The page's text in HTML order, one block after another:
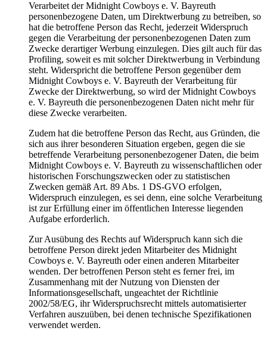
Verarbeitet der Midnight Cowboys e. V. Bayreuth
personenbezogene Daten, um Direktwerbung zu betreiben, so
hat die betroffene Person das Recht, jederzeit Widerspruch
gegen die Verarbeitung der personenbezogenen Daten zum
Zwecke derartiger Werbung einzulegen. Dies gilt auch für das
Profiling, soweit es mit solcher Direktwerbung in Verbindung
steht. Widerspricht die betroffene Person gegenüber dem
Midnight Cowboys e. V. Bayreuth der Verarbeitung für
Zwecke der Direktwerbung, so wird der Midnight Cowboys
e. V. Bayreuth die personenbezogenen Daten nicht mehr für
diese Zwecke verarbeiten.
Zudem hat die betroffene Person das Recht, aus Gründen, die
sich aus ihrer besonderen Situation ergeben, gegen die sie
betreffende Verarbeitung personenbezogener Daten, die beim
Midnight Cowboys e. V. Bayreuth zu wissenschaftlichen oder
historischen Forschungszwecken oder zu statistischen
Zwecken gemäß Art. 89 Abs. 1 DS-GVO erfolgen,
Widerspruch einzulegen, es sei denn, eine solche Verarbeitung
ist zur Erfüllung einer im öffentlichen Interesse liegenden
Aufgabe erforderlich.
Zur Ausübung des Rechts auf Widerspruch kann sich die
betroffene Person direkt jeden Mitarbeiter des Midnight
Cowboys e. V. Bayreuth oder einen anderen Mitarbeiter
wenden. Der betroffenen Person steht es ferner frei, im
Zusammenhang mit der Nutzung von Diensten der
Informationsgesellschaft, ungeachtet der Richtlinie
2002/58/EG, ihr Widerspruchsrecht mittels automatisierter
Verfahren auszuüben, bei denen technische Spezifikationen
verwendet werden.